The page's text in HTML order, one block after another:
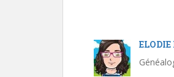
ELODIE